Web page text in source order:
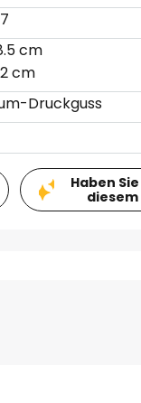
cm
cm
Druckguss
Haben